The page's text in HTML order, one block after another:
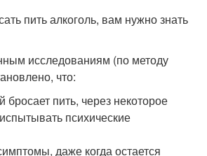
пить алкоголь, вам нужно знать
исследованиям (по методу
что:
бросает пить, через некоторое
психические
даже когда остается